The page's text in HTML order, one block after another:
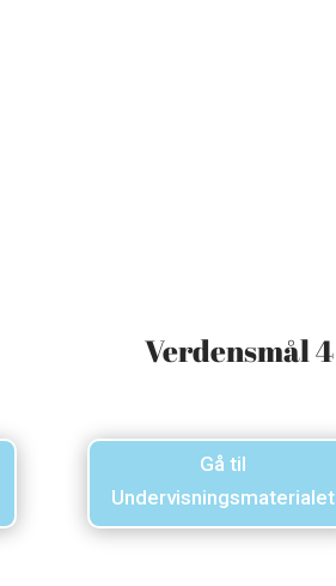
Verdensmål 4
Gå til
Undervisningsmaterialet